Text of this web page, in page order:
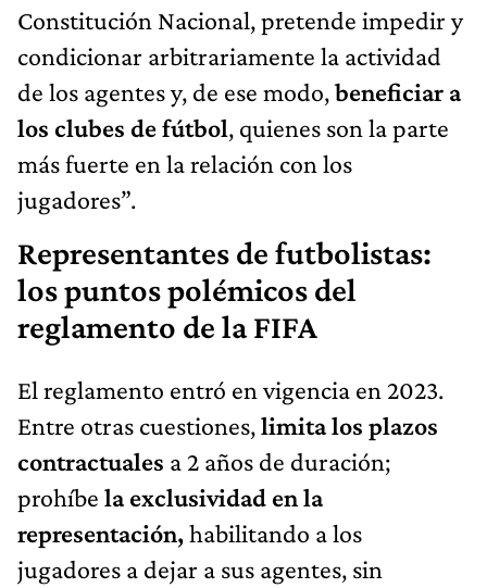
Constitución Nacional, pretende impedir y
condicionar arbitrariamente la actividad
de los agentes y, de ese modo,beneficiar a
los clubes de fútbol, quienes son la parte
más fuerte en la relación con los
jugadores”.
Representantes de futbolistas:
los puntos polémicos del
reglamento de la FIFA
El reglamento entró en vigencia en 2023.
Entre otras cuestiones,limita los plazos
contractuales a 2 años de duración;
prohíbe la exclusividad en la
representación,habilitando a los
jugadores a dejar a sus agentes, sin